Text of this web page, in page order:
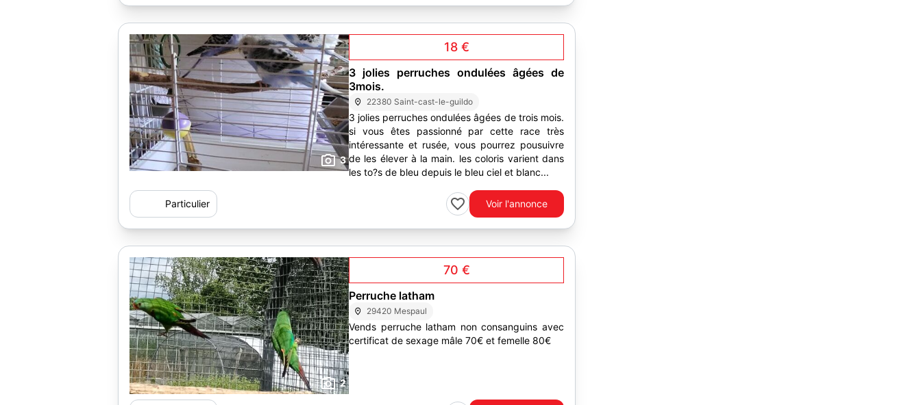
3
18 €
3 jolies perruches ondulées âgées de
3mois.
22380 Saint-cast-le-guildo
3 jolies perruches ondulées âgées de trois mois.
si vous êtes passionné par cette race très
intéressante et rusée, vous pourrez pousuivre
de les élever à la main. les coloris varient dans
les to?s de bleu depuis le bleu ciel et blanc...
Particulier Voir l'annonce
2
70 €
Perruche latham
29420 Mespaul
Vends perruche latham non consanguins avec
certificat de sexage mâle 70€ et femelle 80€